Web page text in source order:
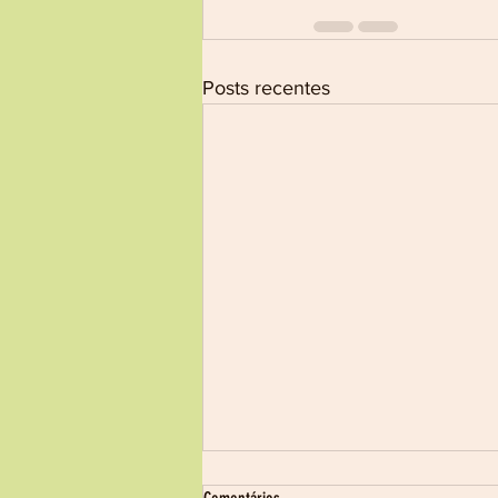
Posts recentes
Processo Seletivo nº 17/2026